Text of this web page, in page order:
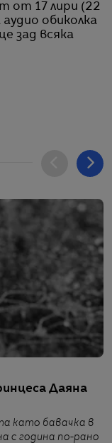
от 17 лири (22
обиколка
зад всяка
Даяна
като бавачка в
с година по-рано